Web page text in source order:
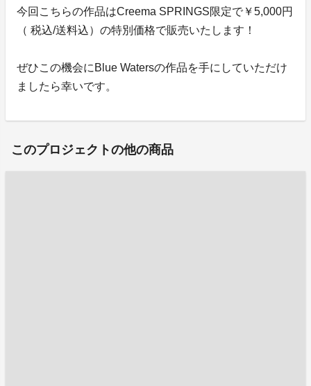
今回こちらの作品はCreema SPRINGS限定で￥5,000円
（ 税込/送料込）の特別価格で販売いたします！
ぜひこの機会にBlue Watersの作品を手にしていただけ
ましたら幸いです。
このプロジェクトの他の商品